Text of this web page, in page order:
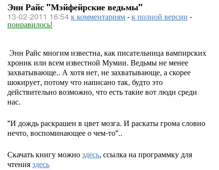
Энн Райс "Мэйфейрские ведьмы"
13-02-2011 16:54к комментариям-к полной версии -
понравилось!
Энн Райс многим известна, как писательница вампирских
хроник или всем известной Мумии. Ведьмы не менее
захватывающе.. А хотя нет, не захватывающе, а скорее
шокирует, потому что написано так, будто это
действительно возможно, что есть такие вот люди среди
нас.
"И дождь раскрашен в цвет мозга. И раскаты грома словно
нечто, воспоминающее о чем-то"..
Скачать книгу можноздесь, ссылка на программку для
чтенияздесь